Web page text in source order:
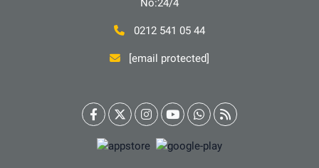
0212 541 05 44
[email protected]